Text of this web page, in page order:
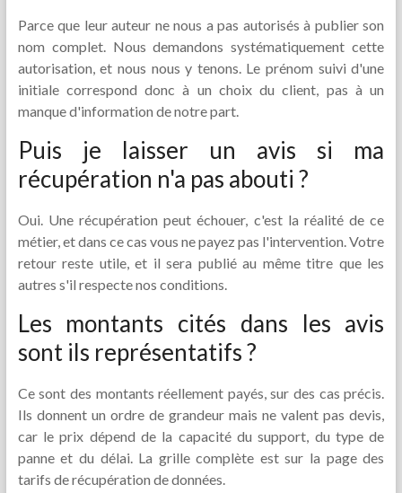
Parce que leur auteur ne nous a pas autorisés à publier son
nom complet. Nous demandons systématiquement cette
autorisation, et nous nous y tenons. Le prénom suivi d'une
initiale correspond donc à un choix du client, pas à un
manque d'information de notre part.
Puis je laisser un avis si ma
récupération n'a pas abouti ?
Oui. Une récupération peut échouer, c'est la réalité de ce
métier, et dans ce cas vous ne payez pas l'intervention. Votre
retour reste utile, et il sera publié au même titre que les
autres s'il respecte nos conditions.
Les montants cités dans les avis
sont ils représentatifs ?
Ce sont des montants réellement payés, sur des cas précis.
Ils donnent un ordre de grandeur mais ne valent pas devis,
car le prix dépend de la capacité du support, du type de
panne et du délai. La grille complète est sur la page des
tarifs de récupération de données.